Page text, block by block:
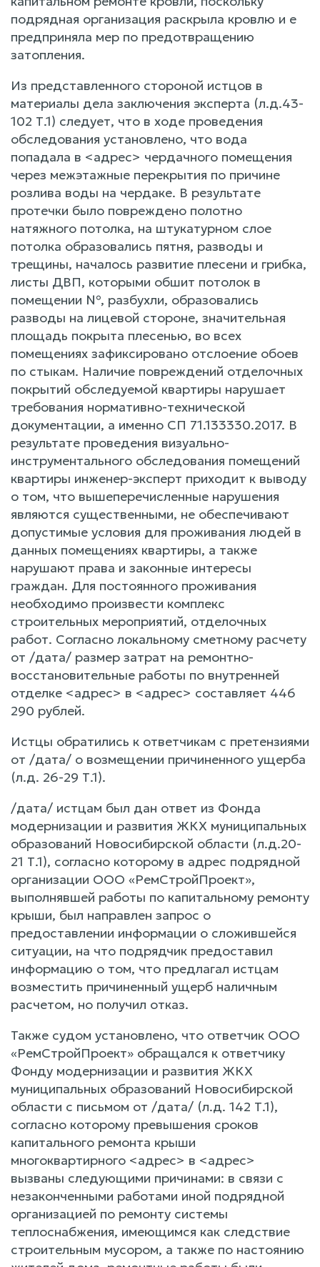
подрядная организация раскрыла кровлю и е
предприняла мер по предотвращению
затопления.
Из представленного стороной истцов в
материалы дела заключения эксперта (л.д.43-
102 Т.1) следует, что в ходе проведения
обследования установлено, что вода
попадала в <адрес> чердачного помещения
через межэтажные перекрытия по причине
розлива воды на чердаке. В результате
протечки было повреждено полотно
натяжного потолка, на штукатурном слое
потолка образовались пятня, разводы и
трещины, началось развитие плесени и грибка,
листы ДВП, которыми обшит потолок в
помещении №, разбухли, образовались
разводы на лицевой стороне, значительная
площадь покрыта плесенью, во всех
помещениях зафиксировано отслоение обоев
по стыкам. Наличие повреждений отделочных
покрытий обследуемой квартиры нарушает
требования нормативно-технической
документации, а именно СП 71.133330.2017. В
результате проведения визуально-
инструментального обследования помещений
квартиры инженер-эксперт приходит к выводу
о том, что вышеперечисленные нарушения
являются существенными, не обеспечивают
допустимые условия для проживания людей в
данных помещениях квартиры, а также
нарушают права и законные интересы
граждан. Для постоянного проживания
необходимо произвести комплекс
строительных мероприятий, отделочных
работ. Согласно локальному сметному расчету
от /дата/ размер затрат на ремонтно-
восстановительные работы по внутренней
отделке <адрес> в <адрес> составляет 446
290 рублей.
Истцы обратились к ответчикам с претензиями
от /дата/ о возмещении причиненного ущерба
(л.д. 26-29 Т.1).
/дата/ истцам был дан ответ из Фонда
модернизации и развития ЖКХ муниципальных
образований Новосибирской области (л.д.20-
21 Т.1), согласно которому в адрес подрядной
организации ООО «РемСтройПроект»,
выполнявшей работы по капитальному ремонту
крыши, был направлен запрос о
предоставлении информации о сложившейся
ситуации, на что подрядчик предоставил
информацию о том, что предлагал истцам
возместить причиненный ущерб наличным
расчетом, но получил отказ.
Также судом установлено, что ответчик ООО
«РемСтройПроект» обращался к ответчику
Фонду модернизации и развития ЖКХ
муниципальных образований Новосибирской
области с письмом от /дата/ (л.д. 142 Т.1),
согласно которому превышения сроков
капитального ремонта крыши
многоквартирного <адрес> в <адрес>
вызваны следующими причинами: в связи с
незаконченными работами иной подрядной
организацией по ремонту системы
теплоснабжения, имеющимся как следствие
строительным мусором, а также по настоянию